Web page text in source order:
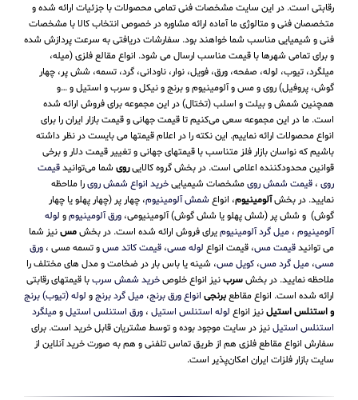
رقابتی است. در این سایت مشخصات فنی تمامی محصولات با جزئیات ارائه شده و
متخصصان فنی و متالوژی ما آماده ارائه مشاوره در خصوص انتخاب کالا با مشخصات
فنی و شیمیایی مناسب شما خواهند بود. سفارشات دریافتی به سرعت پردازش شده
و برای تمامی شهرها با قیمت مناسب ارسال می شود. انواع مقالع فلزی (میله،
میلگرد، تیوب، لوله، صفحه، ورق، فویل، نوار، ناودانی، گرد، تسمه، شش پر، چهار
گوش، پروفیل) روی و مس و آلومینیوم و برنج و نیکل و سرب و استیل و …و
همچنین شمش و بیلت و اسلب (تختال) در این مجموعه برای فروش ارائه شده
است. ما در این مجموعه سعی می‌کنیم تا قیمت جهانی و قیمت بازار ایران را برای
انواع محصولات ارائه نماییم. این نکته را در اعلام قیمتها می بایست در نظر داشته
باشیم که نواسان بازار فلز متناسب با قیمتهای جهانی و تغییر قیمت دلار و برخی
قوانین محدودکننده اعلامی است. در بخش گروه کالاییروی شما می‌توانیدقیمت
روی ، قیمت شمش رویمشخصات شیمیاییخرید انواع شمش رویرا ملاحظه
نمایید. در بخشآلومینیوم، انواع شمش آلومینیوم، چهار پر (چهار پهلو یا چهار
گوش) و شش پر (شش پهلو یا شش گوش) آلومینیومی، ورق آلومینیومو لوله
آلومینیوم ، میل گرد آلومینیومیرای فروش ارائه شده است. در بخشمسنیز شما
می توانیدقیمت مس، قیمت انواع لوله مسی، قیمت کاتد مسو تسمه مسی ، ورق
مسی، میل گرد مس، کویل مس، شینه یا باس بار در ضخامت و مدل های مختلف را
ملاحظه نمایید. در بخشسربنیز انواع خلوصخرید شمش سرببا قیمتهای رقابتی
ارائه شده است. انواع مقاطعبرنجی انواع ورق برنج، میل گرد برنجو لوله (تیوب) برنج
و استنلس استیلنیز انواع لوله استنلس استیل ، ورق استنلس استیلومیلگرد
استنلس استیلنیز در سایت موجود بوده و توسط مشتریان قابل خرید است. برای
سفارش انواع مقاطع فلزی هم از طریق تماس تلفنی و هم به صورت خرید آنلاین از
سایت بازار فلزات ایران امکان‌پذیر است.